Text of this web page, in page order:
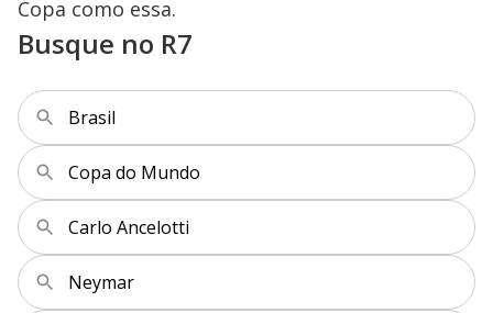
Copa como essa.
Busque no R7
Brasil
Copa do Mundo
Carlo Ancelotti
Neymar